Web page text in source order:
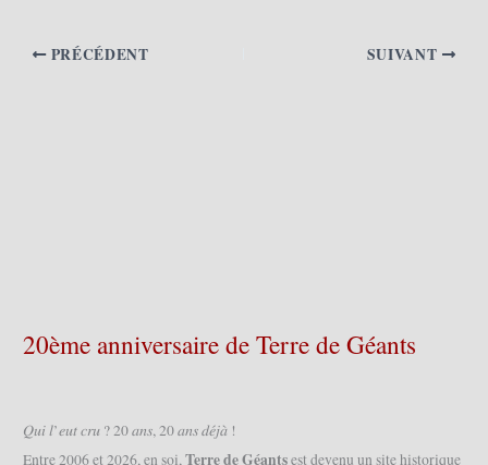
PRÉCÉDENT SUIVANT
20ème anniversaire de Terre de Géants
𝑄𝑢𝑖 𝑙’𝑒𝑢𝑡 𝑐𝑟𝑢 ? 20 𝑎𝑛𝑠, 20 𝑎𝑛𝑠 𝑑𝑒́𝑗𝑎̀ !
Entre 2006 et 2026, en soi,Terre de Géantsest devenu un site historique